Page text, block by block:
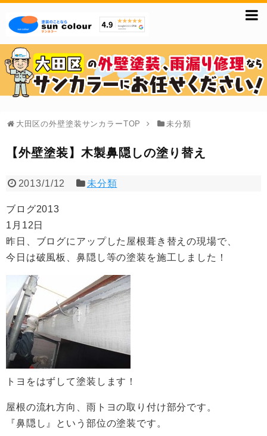
大田区の外壁塗装サンカラーTOP 未分類
【外壁塗装】木製鼻隠しの塗り替え
2013/1/12 未分類
ブログ2013
1月12日
昨日、ブログにアップした屋根葺き替えの現場で、
今日は破風板、鼻隠し等の塗装を施工しました！
トヨをはずして塗装します！
屋根の流れ方向、雨トヨの取り付け部分です。
『鼻隠し』という部位の塗装です。